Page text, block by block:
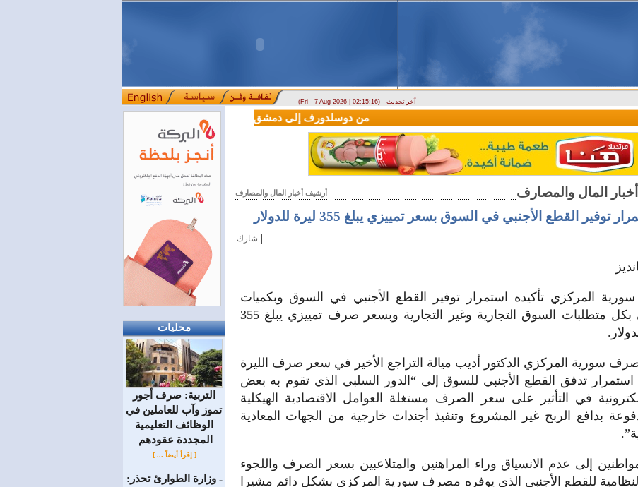
(Fri - 7 Aug 2026 | 02:15:16) آخر تحديث
محليات
التربية: صرف أجور
تموز وآب للعاملين في
الوظائف ‏التعليمية
المجددة عقودهم ‏
[ إقرأ أيضاً ... ]
= وزارة الطوارئ تحذر:
أرشيف أخبار المال والمصارف
توفير القطع الأجنبي في السوق بسعر تمييزي يبلغ 355 ليرة للدولار
شارك |
المركزي تأكيده استمرار توفير القطع الأجنبي في السوق وبكميات
مدروسة تفي بكل متطلبات السوق التجارية وغير التجارية وبسعر صرف تمييزي يبلغ 355
سورية المركزي الدكتور أديب ميالة التراجع الأخير في سعر صرف الليرة
استمرار تدفق القطع الأجنبي للسوق إلى “الدور السلبي الذي تقوم به بعض
في التأثير على سعر الصرف مستغلة العوامل الاقتصادية الهيكلية
بدافع الربح غير المشروع وتنفيذ أجندات خارجية من الجهات المعادية
إلى عدم الانسياق وراء المراهنين والمتلاعبين بسعر الصرف واللجوء
للقطع الأجنبي الذي يوفره مصرف سورية المركزي بشكل دائم مشيرا